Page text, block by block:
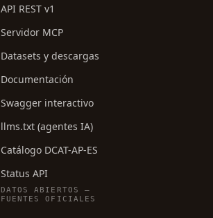
API REST v1
Servidor MCP
Datasets y descargas
Documentación
Swagger interactivo
llms.txt (agentes IA)
Catálogo DCAT-AP-ES
Status API
DATOS ABIERTOS —
FUENTES OFICIALES